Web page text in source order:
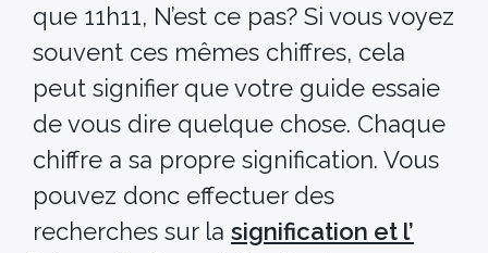
que 11h11, N’est ce pas? Si vous voyez
souvent ces mêmes chiffres, cela
peut signifier que votre guide essaie
de vous dire quelque chose. Chaque
chiffre a sa propre signification. Vous
pouvez donc effectuer des
recherches sur la signification et l’